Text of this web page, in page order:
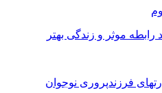
رابطه موثر و زندگی بهتر
فرزندپروری نوجوان